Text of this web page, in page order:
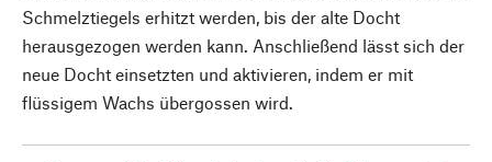
Schmelztiegels erhitzt werden, bis der alte Docht
herausgezogen werden kann. Anschließend lässt sich der
neue Docht einsetzten und aktivieren, indem er mit
flüssigem Wachs übergossen wird.